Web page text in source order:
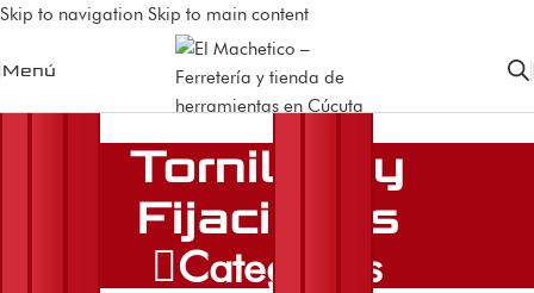
Skip to navigation Skip to main content
Menú
Tornillos y
Fijaciones
Categorías